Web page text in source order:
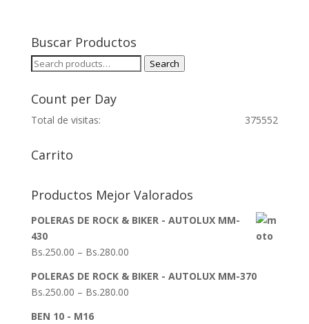
Buscar Productos
Search
Search
Count per Day
375552
Total de visitas:
Carrito
Productos Mejor Valorados
POLERAS DE ROCK & BIKER - AUTOLUX MM-
430
Bs.250.00 – Bs.280.00
POLERAS DE ROCK & BIKER - AUTOLUX MM-370
Bs.250.00 – Bs.280.00
BEN 10 - M16